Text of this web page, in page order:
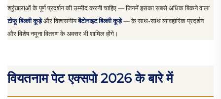
श्रृंखलाओं के पूर्ण प्रदर्शन की उम्मीद करनी चाहिए — जिनमें इसका सबसे अधिक बिकने वाला
टोफू बिल्ली कूड़ेऔर विश्वसनीयबेंटोनाइट बिल्ली कूड़े— के साथ-साथ व्यावहारिक प्रदर्शन
और विशेष नमूना वितरण के अवसर भी शामिल होंगे।
वियतनाम पेट एक्सपो 2026 के बारे में